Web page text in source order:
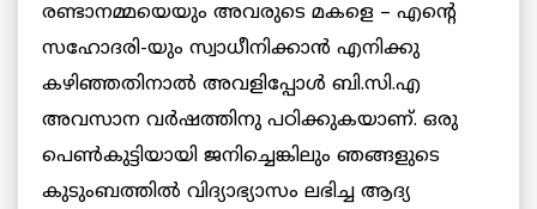
രണ്ടാനമ്മയെയും അവരുടെ മകളെ – എന്റെ
സഹോദരി-യും സ്വാധീനിക്കാന്‍ എനിക്കു
കഴിഞ്ഞതിനാല്‍ അവളിപ്പോള്‍ ബി.സി.എ
അവസാന വര്‍ഷത്തിനു പഠിക്കുകയാണ്. ഒരു
പെണ്‍കുട്ടിയായി ജനിച്ചെങ്കിലും ഞങ്ങളുടെ
കുടുംബത്തില്‍ വിദ്യാഭ്യാസം ലഭിച്ച ആദ്യ